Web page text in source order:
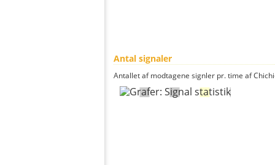
Antal signaler
Antallet af modtagene signler pr. time af